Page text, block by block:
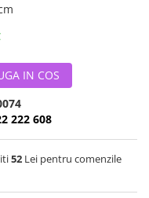
IN COS
222 608
52Lei pentru comenzile